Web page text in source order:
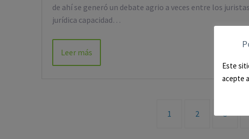
de ahí se generó un debate agrio a veces entre los
jurídica capacidad…
Leer más
1 2 3
Este
acepte